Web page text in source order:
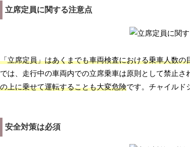
立席定員に関する注意点
「立席定員」はあくまでも車両検査における乗車人数
では、走行中の車両内での立席乗車は原則として禁止
の上に乗せて運転することも大変危険です。チャイルド
安全対策は必須